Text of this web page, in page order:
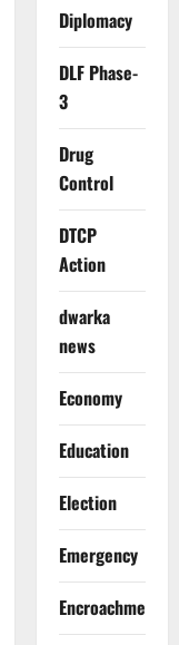
Diplomacy
DLF Phase-
3
Drug
Control
DTCP
Action
dwarka
news
Economy
Education
Election
Emergency
Encroachment